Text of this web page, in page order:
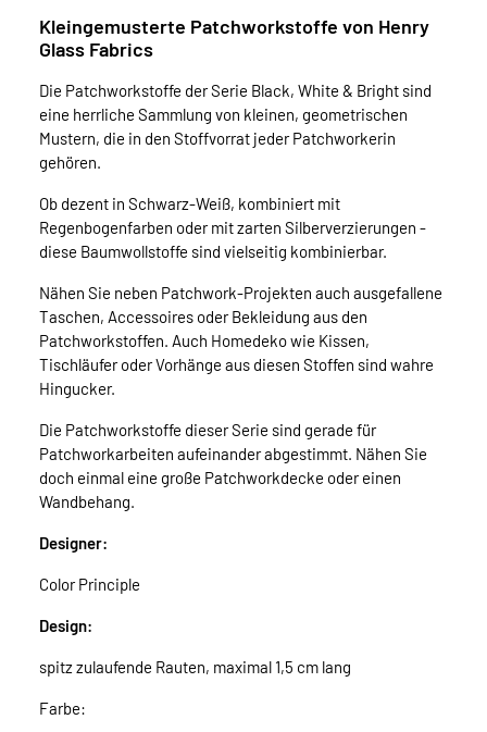
Kleingemusterte Patchworkstoffe von Henry
Glass Fabrics
Die Patchworkstoffe der Serie Black, White & Bright sind
eine herrliche Sammlung von kleinen, geometrischen
Mustern, die in den Stoffvorrat jeder Patchworkerin
gehören.
Ob dezent in Schwarz-Weiß, kombiniert mit
Regenbogenfarben oder mit zarten Silberverzierungen -
diese Baumwollstoffe sind vielseitig kombinierbar.
Nähen Sie neben Patchwork-Projekten auch ausgefallene
Taschen, Accessoires oder Bekleidung aus den
Patchworkstoffen. Auch Homedeko wie Kissen,
Tischläufer oder Vorhänge aus diesen Stoffen sind wahre
Hingucker.
Die Patchworkstoffe dieser Serie sind gerade für
Patchworkarbeiten aufeinander abgestimmt. Nähen Sie
doch einmal eine große Patchworkdecke oder einen
Wandbehang.
Designer:
Color Principle
Design:
spitz zulaufende Rauten, maximal 1,5 cm lang
Farbe: